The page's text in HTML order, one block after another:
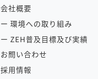
会社概要
ー 環境への取り組み
ー ZEH普及目標及び実績
お問い合わせ
採用情報